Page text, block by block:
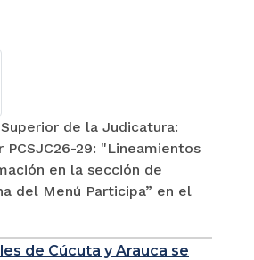
de la Judicatura:
PCSJC26-29: "Lineamientos
en la sección de
del Menú Participa” en el
de Cúcuta y Arauca se